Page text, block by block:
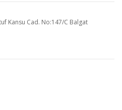
Kansu Cad. No:147/C Balgat